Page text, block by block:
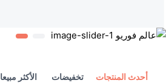
أحدث المنتجات تخفيضات الأكثر مبيعا